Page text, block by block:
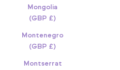
Mongolia
(GBP £)
Montenegro
(GBP £)
Montserrat